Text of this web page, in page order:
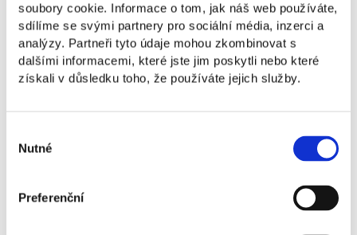
soubory cookie. Informace o tom, jak náš web používáte,
sdílíme se svými partnery pro sociální média, inzerci a
analýzy. Partneři tyto údaje mohou zkombinovat s
dalšími informacemi, které jste jim poskytli nebo které
získali v důsledku toho, že používáte jejich služby.
souhlasu
Nutné
Preferenční
Vyučující HR marketingu a koučka na volné noze